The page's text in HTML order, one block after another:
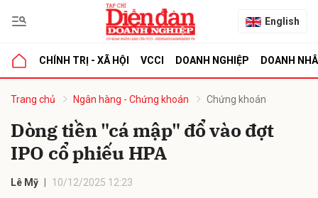
English
CHÍNH TRỊ - XÃ HỘI VCCI DOANH NGHIỆP DOANH
Trang chủ Ngân hàng - Chứng khoán Chứng khoán
Dòng tiền "cá mập" đổ vào đợt
IPO cổ phiếu HPA
Lê Mỹ 10/12/2025 12:23
luận